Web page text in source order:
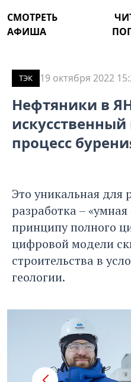
СМОТРЕТЬ
АФИША
ТЭК 19 октября 2022
Нефтяники в
искусственный
процесс
Это уникальная для
разработка –
принципу полного
цифровой модели
строительства в
геологии.